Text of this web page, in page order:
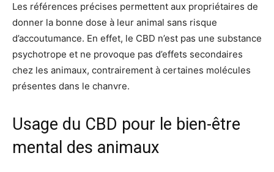
Les références précises permettent aux propriétaires de
donner la bonne dose à leur animal sans risque
d’accoutumance. En effet, le CBD n’est pas une substance
psychotrope et ne provoque pas d’effets secondaires
chez les animaux, contrairement à certaines molécules
présentes dans le chanvre.
Usage du CBD pour le bien-être
mental des animaux